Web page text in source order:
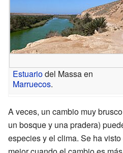
Estuariodel Massa en
Marruecos.
A veces, un cambio muy
un bosque y una pradera)
especies y el clima. Se ha